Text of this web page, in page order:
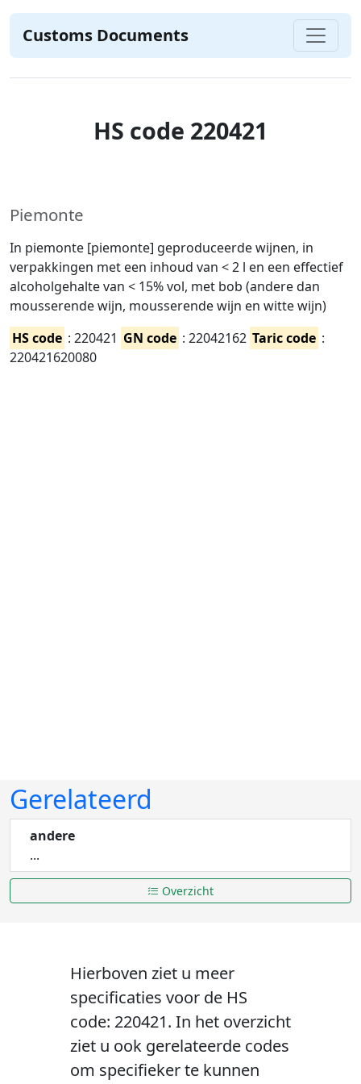
Customs Documents
HS code 220421
Piemonte
In piemonte [piemonte] geproduceerde wijnen, in
verpakkingen met een inhoud van < 2 l en een effectief
alcoholgehalte van < 15% vol, met bob (andere dan
mousserende wijn, mousserende wijn en witte wijn)
HS code : 220421 GN code : 22042162 Taric code :
220421620080
Gerelateerd
andere
...
Overzicht
Hierboven ziet u meer
specificaties voor de HS
code: 220421. In het overzicht
ziet u ook gerelateerde codes
om specifieker te kunnen